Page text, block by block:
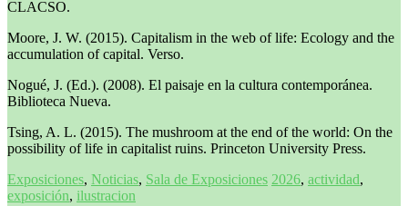
CLACSO.
Moore, J. W. (2015). Capitalism in the web of life: Ecology and the
accumulation of capital. Verso.
Nogué, J. (Ed.). (2008). El paisaje en la cultura contemporánea.
Biblioteca Nueva.
Tsing, A. L. (2015). The mushroom at the end of the world: On the
possibility of life in capitalist ruins. Princeton University Press.
Exposiciones, Noticias, Sala de Exposiciones 2026, actividad,
exposición, ilustracion